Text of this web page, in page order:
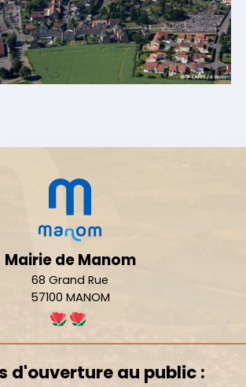
Mairie de Manom
68 Grand Rue
57100 MANOM
d'ouverture au public :